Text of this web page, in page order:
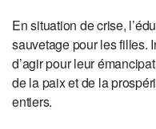
En situation de crise,
sauvetage pour les filles.
d’agir pour leur
de la paix et de la
entiers.